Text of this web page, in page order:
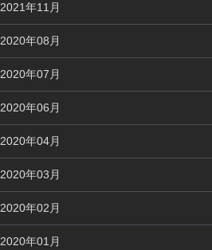
2021年11月
2020年08月
2020年07月
2020年06月
2020年04月
2020年03月
2020年02月
2020年01月